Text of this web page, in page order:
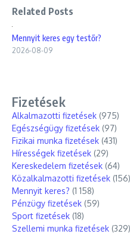
Related Posts
Mennyit keres egy testőr?
2026-08-09
Fizetések
Alkalmazotti fizetések (975)
Egészségügy fizetések (97)
Fizikai munka fizetések (431)
Hírességek fizetések (29)
Kereskedelem fizetések (64)
Közalkalmazotti fizetések (156)
Mennyit keres? (1 158)
Pénzügy fizetések (59)
Sport fizetések (18)
Szellemi munka fizetések (329)